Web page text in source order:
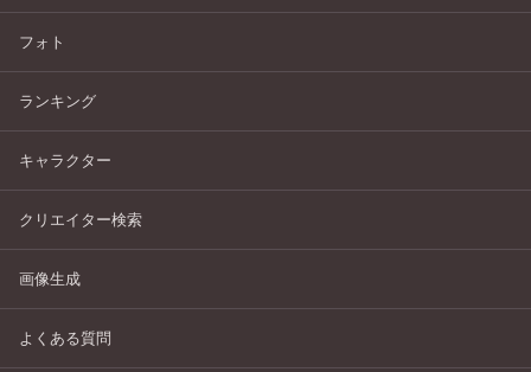
フォト
ランキング
キャラクター
クリエイター検索
画像生成
よくある質問